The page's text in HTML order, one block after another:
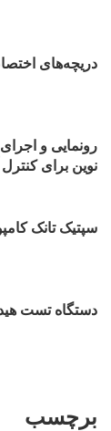
دریچه‌های
نوین برای
سپتیک تانک
دستگاه تست
برچسب